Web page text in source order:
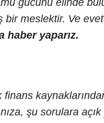
gücünü elinde
bir meslektir. Ve
haber yaparız.
finans
şu sorulara